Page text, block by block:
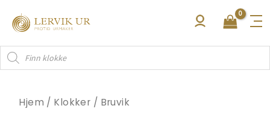
rett
innholdet
Products
search
Hjem / Klokker / Bruvik